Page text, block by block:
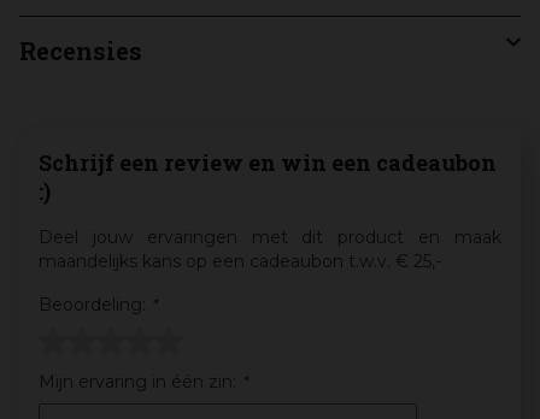
Recensies
Schrijf een review en win een cadeaubon
:)
Deel jouw ervaringen met dit product en maak
maandelijks kans op een cadeaubon t.w.v. € 25,-
Beoordeling:
*
Mijn ervaring in één zin: *